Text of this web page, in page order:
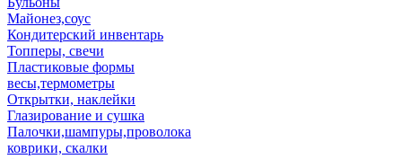
Майонез,соус
Кондитерский инвентарь
Топперы, свечи
Пластиковые формы
весы,термометры
Открытки, наклейки
Глазирование и сушка
Палочки,шампуры,проволока
коврики, скалки